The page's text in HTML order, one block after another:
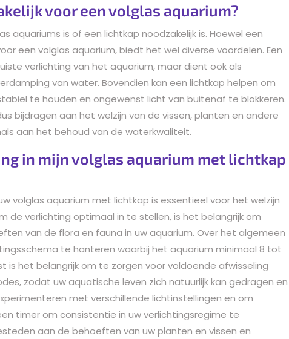
voor een volglas aquarium?
aquariums is of een lichtkap noodzakelijk is. Hoewel een
een volglas aquarium, biedt het wel diverse voordelen. Een
verlichting van het aquarium, maar dient ook als
van water. Bovendien kan een lichtkap helpen om
te houden en ongewenst licht van buitenaf te blokkeren.
bijdragen aan het welzijn van de vissen, planten en andere
aan het behoud van de waterkwaliteit.
in mijn volglas aquarium met lichtkap
volglas aquarium met lichtkap is essentieel voor het welzijn
de verlichting optimaal in te stellen, is het belangrijk om
van de flora en fauna in uw aquarium. Over het algemeen
te hanteren waarbij het aquarium minimaal 8 tot
is het belangrijk om te zorgen voor voldoende afwisseling
zodat uw aquatische leven zich natuurlijk kan gedragen en
met verschillende lichtinstellingen en om
timer om consistentie in uw verlichtingsregime te
aan de behoeften van uw planten en vissen en